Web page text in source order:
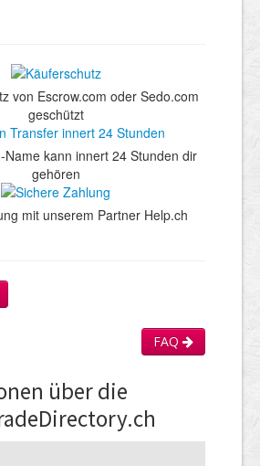
von Escrow.com oder Sedo.com
geschützt
Name kann innert 24 Stunden dir
gehören
mit unserem Partner Help.ch
FAQ
über die